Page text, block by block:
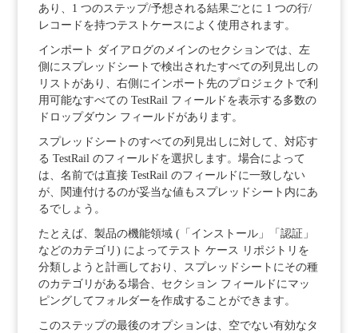
あり、1 つのステップ/予想される結果ごとに 1 つの行/
レコードを持つテストケースによく使用されます。
インポート ダイアログのメインのセクションでは、左
側にスプレッドシートで検出されたすべての列見出しの
リストがあり、右側にインポート先のプロジェクトで利
用可能なすべての TestRail フィールドを表示する多数の
ドロップダウン フィールドがあります。
スプレッドシートのすべての列見出しに対して、対応す
る TestRail のフィールドを選択します。場合によって
は、名前では直接 TestRail のフィールドに一致しない
が、関連付けるのが妥当な値もスプレッドシート内にあ
るでしょう。
たとえば、製品の機能領域 (「インストール」「認証」
などのカテゴリ) によってテスト ケース リポジトリを
分類しようと計画しており、スプレッドシートにその種
のカテゴリがある場合、セクション フィールドにマッ
ピングしてフォルダーを作成することができます。
このステップの最後のオプションは、空でない有効なタ